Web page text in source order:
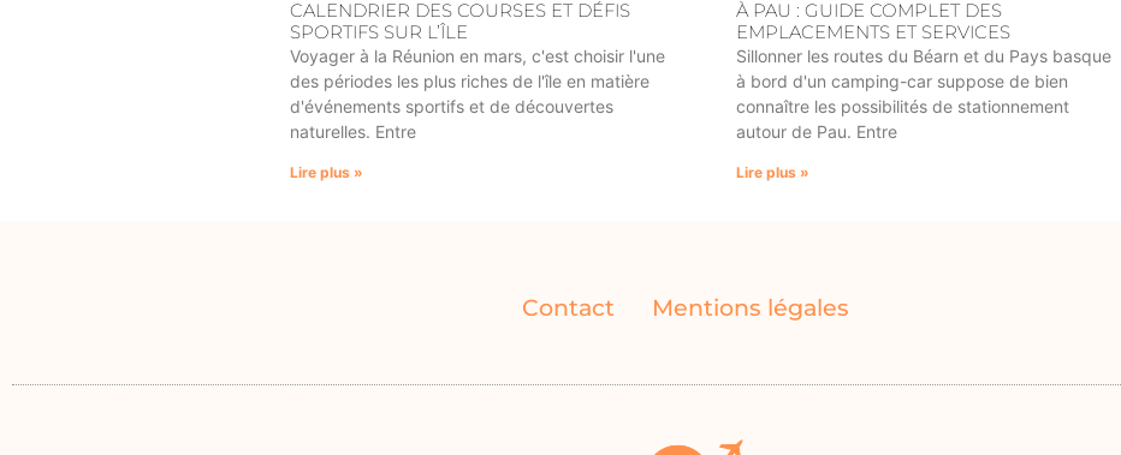
CALENDRIER DES COURSES ET DÉFIS
SPORTIFS SUR L’ÎLE
Voyager à la Réunion en mars, c'est choisir l'une
des périodes les plus riches de l'île en matière
d'événements sportifs et de découvertes
naturelles. Entre
Lire plus »
À PAU : GUIDE COMPLET DES
EMPLACEMENTS ET SERVICES
Sillonner les routes du Béarn et du Pays basque
à bord d'un camping-car suppose de bien
connaître les possibilités de stationnement
autour de Pau. Entre
Lire plus »
Contact Mentions légales